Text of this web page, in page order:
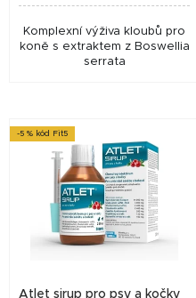
Komplexní výživa kloubů pro
koně s extraktem z Boswellia
serrata
-5 % kód Fit5
Atlet sirup pro psy a kočky